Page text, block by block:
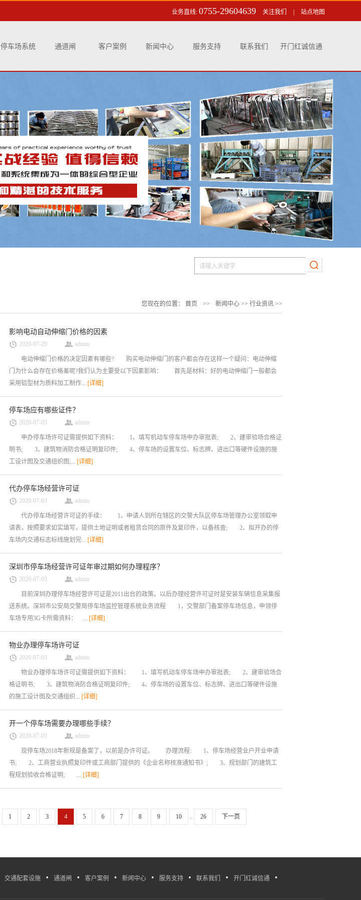
业务直线: 0755-29604639 关注我们 站点地图
停车场系统 通道闸 客户案例 新闻中心 服务支持 联系我们 开门红诚信通
您现在的位置： 首页 >> 新闻中心 >> 行业资讯 >>
影响电动自动伸缩门价格的因素
2020-07-29 admin
电动伸缩门价格的决定因素有哪些? 购买电动伸缩门的客户都会存在这样一个疑问：电动伸缩
门为什么会存在价格差呢?我们认为主要受以下因素影响： 首先是材料：好的电动伸缩门一般都会
采用铝型材为质料加工制作... [详细]
停车场应有哪些证件？
2020-07-03 admin
申办停车场许可证需提供如下资料： 1、填写机动车停车场申办审批表; 2、建审验场合格证
明书; 3、建筑物消防合格证明复印件; 4、停车场的设置车位、标志牌、进出口等硬件设施的施
工设计图及交通组织图;... [详细]
代办停车场经营许可证
2020-07-03 admin
代办停车场经营许可证的手续： 1、申请人到所在辖区的交警大队区停车场管理办公室领取申
请表，按照要求如实填写，提供土地证明或者租赁合同的原件及复印件，以备核查; 2、拟开办的停
车场内交通标志标线施划完... [详细]
深圳市停车场经营许可证年审过期如何办理程序？
2020-07-03 admin
目前深圳办理停车场经营许可证是2011出台的政策。以后办理经营许可证时是安装车辆信息采集报
送系统。深圳市公安局交警局停车场监控管理系统业务流程 1，交警部门备案停车场信息，申领停
车场专用3G卡所需资料： ... [详细]
物业办理停车场许可证
2020-07-03 admin
物业办理停车场许可证需提供如下资料： 1、填写机动车停车场申办审批表; 2、建审验场合
格证明书; 3、建筑物消防合格证明复印件; 4、停车场的设置车位、标志牌、进出口等硬件设施
的施工设计图及交通组织... [详细]
开一个停车场需要办理哪些手续？
2020-07-03 admin
现停车场2018年新规是备案了，以前是办许可证。 办理流程: 1、停车场经营业户开业申请
书; 2、工商营业执照复印件或工商部门提供的《企业名称核准通知书》; 3、规划部门的建筑工
程规划验收合格证明; ... [详细]
1 2 3 4 5 6 7 8 9 10 .. 26 下一页
交通配套设施 · 通道闸 · 客户案例 · 新闻中心 · 服务支持 · 联系我们 · 开门红诚信通 ·